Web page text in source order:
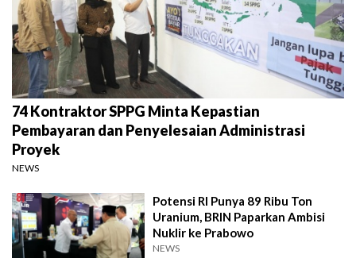
74 Kontraktor SPPG Minta Kepastian
Pembayaran dan Penyelesaian Administrasi
Proyek
NEWS
Potensi RI Punya 89 Ribu Ton
Uranium, BRIN Paparkan Ambisi
Nuklir ke Prabowo
NEWS